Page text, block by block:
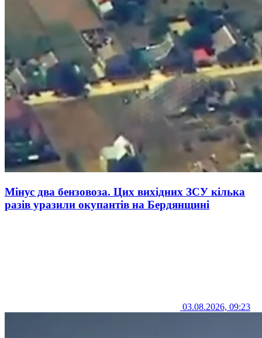
Мінус два бензовоза. Цих вихідних ЗСУ кілька
разів уразили окупантів на Бердянщині
03.08.2026, 09:23